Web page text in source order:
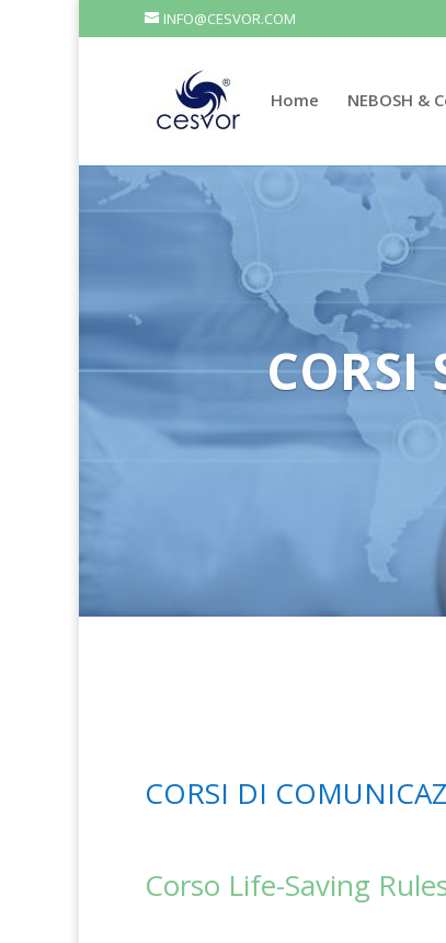
INFO@CESVOR.COM
Home NEBOSH &
CORSI
CORSI DI
Corso Life-Saving